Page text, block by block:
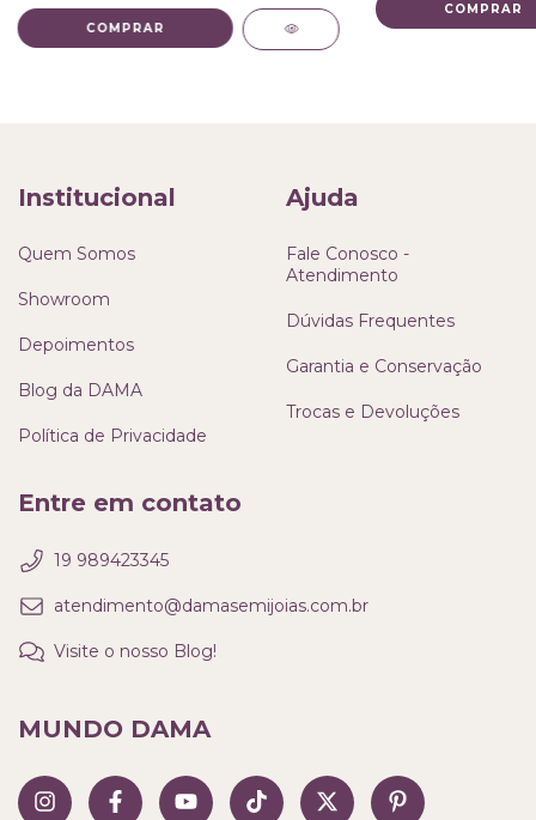
COMPRAR
Institucional
Quem Somos
Showroom
Depoimentos
Blog da DAMA
Política de Privacidade
Ajuda
Fale Conosco -
Atendimento
Dúvidas Frequentes
Garantia e Conservação
Trocas e Devoluções
Entre em contato
19 989423345
atendimento@damasemijoias.com.br
Visite o nosso Blog!
MUNDO DAMA